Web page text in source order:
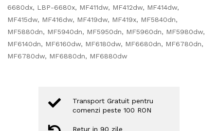
6680dx, LBP-6680x, MF411dw, MF412dw, MF414dw,
MF415dw, MF416dw, MF419dw, MF419x, MF5840dn,
MF5880dn, MF5940dn, MF5950dn, MF5960dn, MF5980dw,
MF6140dn, MF6160dw, MF6180dw, MF6680dn, MF6780dn,
MF6780dw, MF6880dn, MF6880dw
Transport Gratuit pentru
comenzi peste 100 RON
Retur in 90 zile